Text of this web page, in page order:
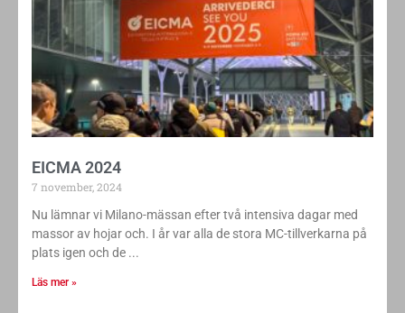
EICMA 2024
7 november, 2024
Nu lämnar vi Milano-mässan efter två intensiva dagar med
massor av hojar och. I år var alla de stora MC-tillverkarna på
plats igen och de
Läs mer »